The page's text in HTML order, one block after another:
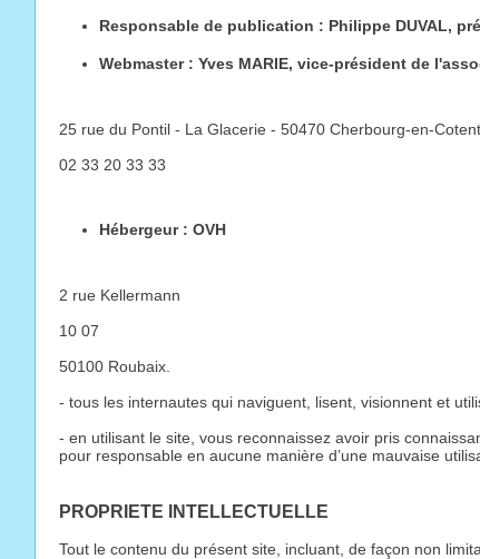
Responsable de publication : Philippe DUVAL,
Webmaster : Yves MARIE, vice-président de
25 rue du Pontil - La Glacerie - 50470 Cherbourg-en-
02 33 20 33 33
Hébergeur : OVH
2 rue Kellermann
10 07
50100 Roubaix.
- tous les internautes qui naviguent, lisent, visionnent et
- en utilisant le site, vous reconnaissez avoir pris
pour responsable en aucune manière d’une mauvaise
PROPRIETE INTELLECTUELLE
Tout le contenu du présent site, incluant, de façon non